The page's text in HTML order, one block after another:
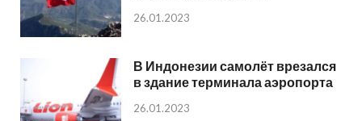
26.01.2023
В Индонезии самолёт врезался
в здание терминала аэропорта
26.01.2023